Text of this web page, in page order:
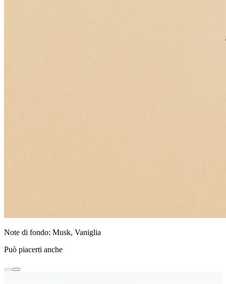
Note di fondo: Musk, Vaniglia
Può piacerti anche